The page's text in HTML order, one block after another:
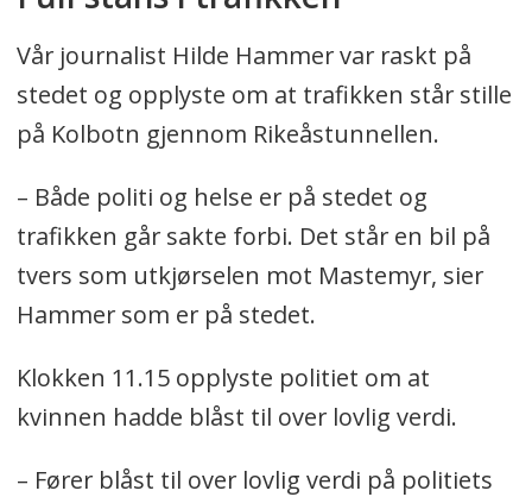
Vår journalist Hilde Hammer var raskt på
stedet og opplyste om at trafikken står stille
på Kolbotn gjennom Rikeåstunnellen.
– Både politi og helse er på stedet og
trafikken går sakte forbi. Det står en bil på
tvers som utkjørselen mot Mastemyr, sier
Hammer som er på stedet.
Klokken 11.15 opplyste politiet om at
kvinnen hadde blåst til over lovlig verdi.
– Fører blåst til over lovlig verdi på politiets